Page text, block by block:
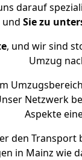
darauf
und Sie zu
, und wir sind
Umzug
Netzwerk
Aspekte
den Transport
in Mainz wie